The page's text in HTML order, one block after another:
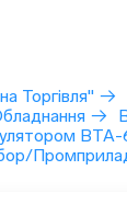
Торгівля" →
→